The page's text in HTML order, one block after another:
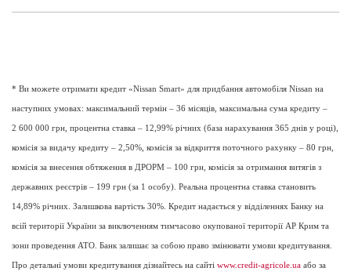
* Ви можете отримати кредит «Nissan Smart» для придбання автомобіля Nissan на
наступних умовах: максимальний термін – 36 місяців, максимальна сума кредиту –
2 600 000 грн, процентна ставка – 12,99% річних (база нарахування 365 днів у році),
комісія за видачу кредиту – 2,50%, комісія за відкриття поточного рахунку – 80 грн,
комісія за внесення обтяження в ДРОРМ – 100 грн, комісія за отримання витягів з
державних реєстрів – 199 грн (за 1 особу). Реальна процентна ставка становить
14,89% річних. Залишкова вартість 30%. Кредит надається у відділеннях Банку на
всій території України за виключенням тимчасово окупованої території АР Крим та
зони проведення АТО. Банк залишає за собою право змінювати умови кредитування.
Про детальні умови кредитування дізнайтесь на сайті www.credit-agricole.ua або за